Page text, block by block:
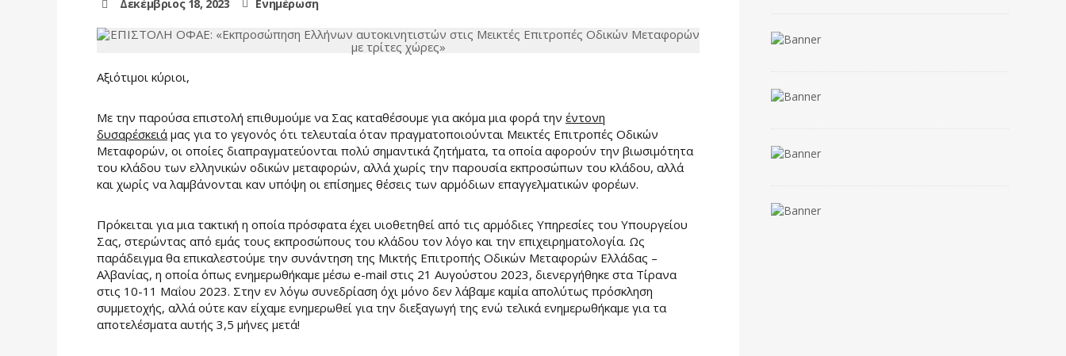
Δεκέμβριος 18, 2023 Ενημέρωση
Αξιότιμοι κύριοι,
Με την παρούσα επιστολή επιθυμούμε να Σας καταθέσουμε για ακόμα μια φορά την έντονη
δυσαρέσκειάμας για το γεγονός ότι τελευταία όταν πραγματοποιούνται Μεικτές Επιτροπές Οδικών
Μεταφορών, οι οποίες διαπραγματεύονται πολύ σημαντικά ζητήματα, τα οποία αφορούν την βιωσιμότητα
του κλάδου των ελληνικών οδικών μεταφορών, αλλά χωρίς την παρουσία εκπροσώπων του κλάδου, αλλά
και χωρίς να λαμβάνονται καν υπόψη οι επίσημες θέσεις των αρμόδιων επαγγελματικών φορέων.
Πρόκειται για μια τακτική η οποία πρόσφατα έχει υιοθετηθεί από τις αρμόδιες Υπηρεσίες του Υπουργείου
Σας, στερώντας από εμάς τους εκπροσώπους του κλάδου τον λόγο και την επιχειρηματολογία. Ως
παράδειγμα θα επικαλεστούμε την συνάντηση της Μικτής Επιτροπής Οδικών Μεταφορών Ελλάδας –
Αλβανίας, η οποία όπως ενημερωθήκαμε μέσω e-mail στις 21 Αυγούστου 2023, διενεργήθηκε στα Τίρανα
στις 10-11 Μαΐου 2023. Στην εν λόγω συνεδρίαση όχι μόνο δεν λάβαμε καμία απολύτως πρόσκληση
συμμετοχής, αλλά ούτε καν είχαμε ενημερωθεί για την διεξαγωγή της ενώ τελικά ενημερωθήκαμε για τα
αποτελέσματα αυτής 3,5 μήνες μετά!